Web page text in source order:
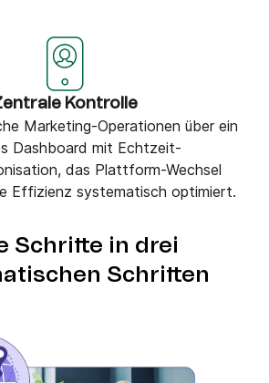
Kontrolle
Marketing-Operationen über ein
Dashboard mit Echtzeit-
das Plattform-Wechsel
Effizienz systematisch optimiert.
Schritte in drei
Schritten